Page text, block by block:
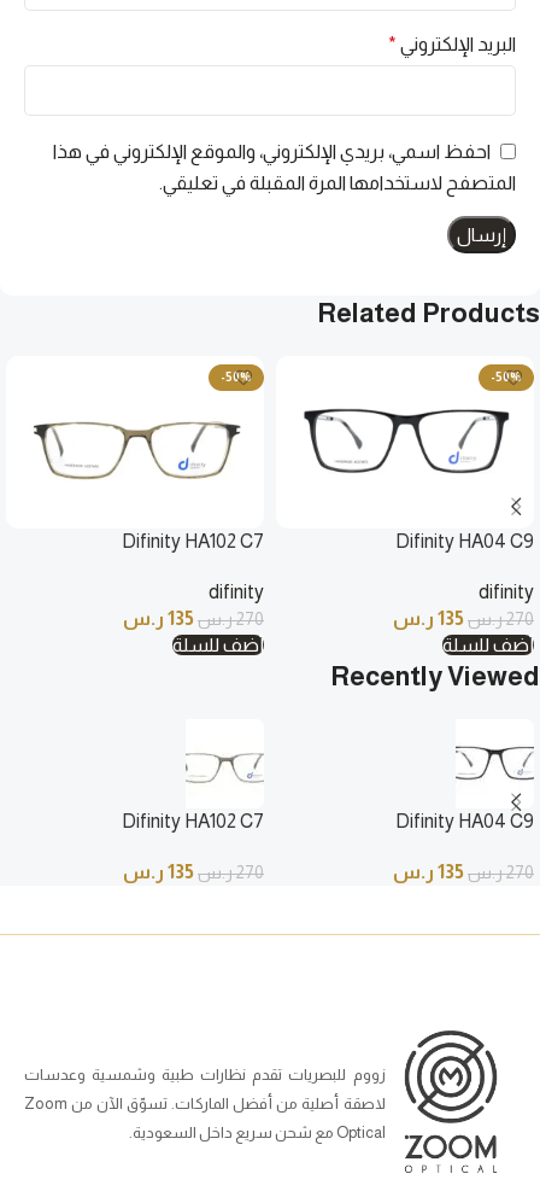
البريد الإلكتروني *
احفظ اسمي، بريدي الإلكتروني، والموقع الإلكتروني في هذا
المتصفح لاستخدامها المرة المقبلة في تعليقي.
Related Products
-50%
Difinity HA04 C9
difinity
270ر.س135 ر.س
أضف للسلة
-50%
Difinity HA102 C7
difinity
270ر.س135 ر.س
أضف للسلة
Recently Viewed
Difinity HA04 C9
270ر.س135 ر.س
Difinity HA102 C7
270ر.س135 ر.س
زووم للبصريات تقدم نظارات طبية وشمسية وعدسات
لاصقة أصلية من أفضل الماركات. تسوّق الآن من Zoom
Optical مع شحن سريع داخل السعودية.